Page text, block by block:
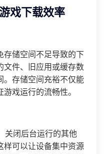
戏下载效率
存储空间不足导致的下
文件、旧应用或缓存数
。存储空间充裕不仅能
戏运行的流畅性。
关闭后台运行的其他
样可以让设备集中资源